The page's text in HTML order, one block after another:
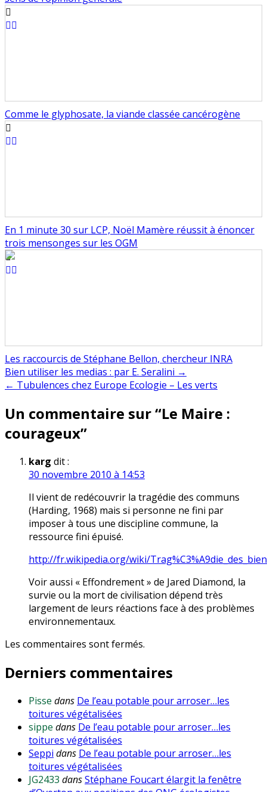
Comme le glyphosate, la viande classée cancérogène
En 1 minute 30 sur LCP, Noël Mamère réussit à énoncer
trois mensonges sur les OGM
Les raccourcis de Stéphane Bellon, chercheur INRA
Navigation
de
l’article
Bien utiliser les medias : par E. Seralini →
← Tubulences chez Europe Ecologie – Les verts
Un commentaire sur “Le Maire :
courageux”
karg dit :
30 novembre 2010 à 14:53
Il vient de redécouvrir la tragédie des communs
(Harding, 1968) mais si personne ne fini par
imposer à tous une discipline commune, la
ressource fini épuisé.
http://fr.wikipedia.org/wiki/
Voir aussi « Effondrement » de Jared Diamond, la
survie ou la mort de civilisation dépend très
largement de leurs réactions face à des problèmes
environnementaux.
Les commentaires sont fermés.
Derniers commentaires
Pisse dans De l’eau potable pour arroser…les
toitures végétalisées
sippe dans De l’eau potable pour arroser…les
toitures végétalisées
Seppi dans De l’eau potable pour arroser…les
toitures végétalisées
JG2433 dansStéphane Foucart élargit la fenêtre